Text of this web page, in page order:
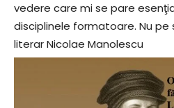
vedere care mi se pare
disciplinele formatoare. Nu pe
literar Nicolae Manolescu